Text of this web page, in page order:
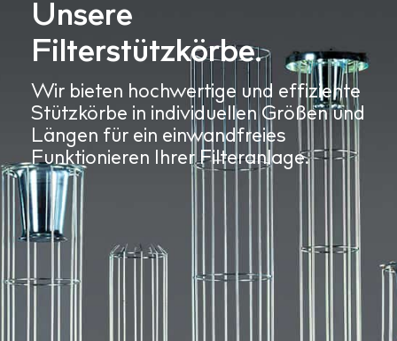
Unsere
Filterstützkörbe.
Wir bieten hochwertige und effiziente
Stützkörbe in individuellen Größen und
Längen für ein einwandfreies
Funktionieren Ihrer Filteranlage.